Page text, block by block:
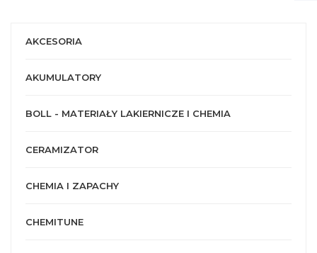
AKCESORIA
AKUMULATORY
BOLL - MATERIAŁY LAKIERNICZE I CHEMIA
CERAMIZATOR
CHEMIA I ZAPACHY
CHEMITUNE